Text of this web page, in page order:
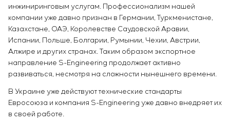
инжиниринговым услугам. Профессионализм нашей
компании уже давно признан в Германии, Туркменистане,
Казахстане, ОАЭ, Королевстве Саудовской Аравии,
Испании, Польше, Болгарии, Румынии, Чехии, Австрии,
Алжире и других странах. Таким образом экспортное
направление S-Engineering продолжает активно
развиваться, несмотря на сложности нынешнего времени.
В Украине уже действуют технические стандарты
Евросоюза и компания S-Engineering уже давно внедряет их
в своей работе.